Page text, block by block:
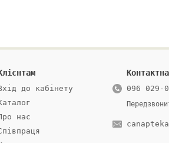
до кабінету
нас
096 029-